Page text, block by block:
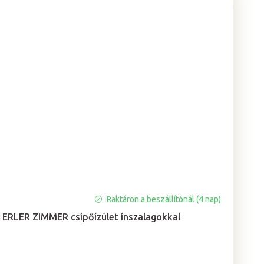
ERLER ZIMMER csípőízület ínszalagokkal
Raktáron a beszállítónál (4 nap)